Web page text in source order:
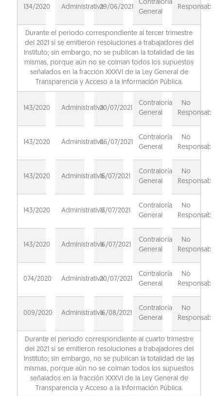
134/2020 Administrativa29/06/2021
Contraloría
General
Responsable
Durante el periodo correspondiente al tercer trimestre
del 2021 sí se emitieron resoluciones a trabajadores del
Instituto; sin embargo, no se publican la totalidad de las
mismas, porque aún no se colman todos los supuestos
señalados en la fracción XXXVI de la Ley General de
Transparencia y Acceso a la Información Pública.
143/2020 Administrativa20/07/2021
Contraloría
General
No
Responsable
143/2020 Administrativa06/07/2021
Contraloría
General
No
Responsable
143/2020 Administrativa15/07/2021
Contraloría
General
No
Responsable
143/2020 Administrativa13/07/2021
Contraloría
General
No
Responsable
143/2020 Administrativa16/07/2021
Contraloría
General
No
Responsable
074/2020 Administrativa20/07/2021
Contraloría
General
No
Responsable
009/2020 Administrativa16/08/2021
Contraloría
General
No
Responsable
Durante el periodo correspondiente al cuarto trimestre
del 2021 sí se emitieron resoluciones a trabajadores del
Instituto; sin embargo, no se publican la totalidad de las
mismas, porque aún no se colman todos los supuestos
señalados en la fracción XXXVI de la Ley General de
Transparencia y Acceso a la Información Pública.